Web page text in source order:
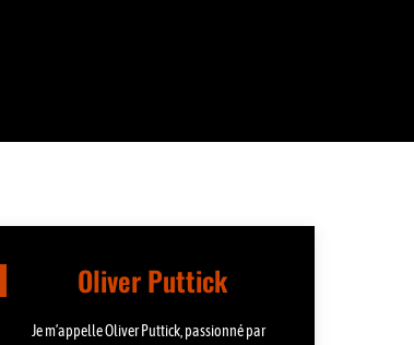
Oliver Puttick
Je m’appelle Oliver Puttick, passionné par